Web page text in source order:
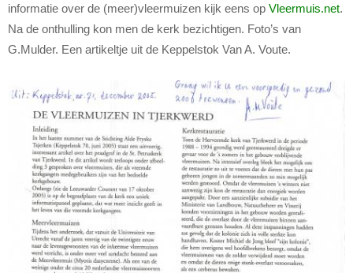
informatie over de (meer)vleermuizen kijk eens op Vleermuis.net.
Na de onthulling kon men de kerk bezichtigen. Foto’s van
G.Mulder. Een artikeltje uit de Keppelstok Van A. Voute.